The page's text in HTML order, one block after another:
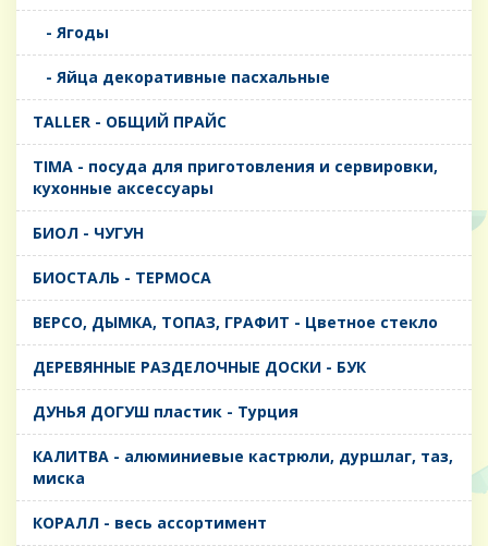
- Ягоды
- Яйца декоративные пасхальные
TALLER - ОБЩИЙ ПРАЙС
TIMA - посуда для приготовления и сервировки,
кухонные аксессуары
БИОЛ - ЧУГУН
БИОСТАЛЬ - ТЕРМОСА
ВЕРСО, ДЫМКА, ТОПАЗ, ГРАФИТ - Цветное стекло
ДЕРЕВЯННЫЕ РАЗДЕЛОЧНЫЕ ДОСКИ - БУК
ДУНЬЯ ДОГУШ пластик - Турция
КАЛИТВА - алюминиевые кастрюли, дуршлаг, таз,
миска
КОРАЛЛ - весь ассортимент